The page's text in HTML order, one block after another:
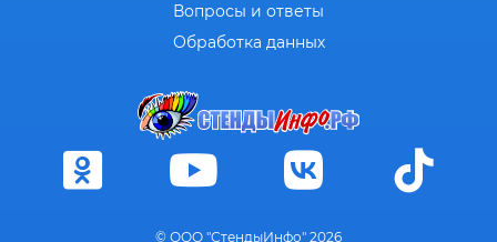
Вопросы и ответы
Обработка данных
© ООО "СтендыИнфо" 2026